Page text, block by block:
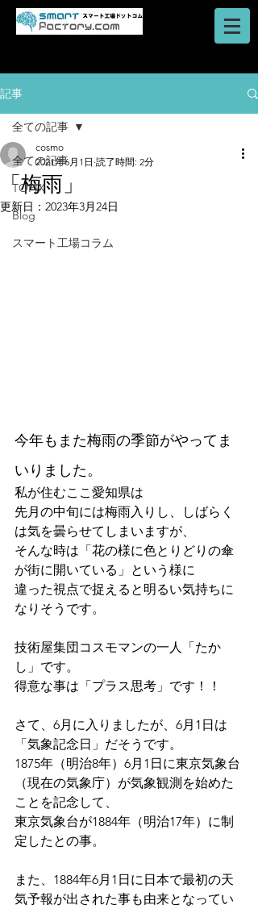
記事
全ての記事
TOPIX
Blog
スマート工場コラム
全ての記事
「梅雨」
cosmo
2021年6月1日 読了時間: 2分
更新日： 2023年3月24日
今年もまた梅雨の季節がやってま
いりました。
私が住むここ愛知県は
先月の中旬には梅雨入りし、しばらく
は気を曇らせてしまいますが、
そんな時は「花の様に色とりどりの傘
が街に開いている」という様に
違った視点で捉えると明るい気持ちに
なりそうです。
技術屋集団コスモマンの一人「たか
し」です。
得意な事は「プラス思考」です！！
さて、6月に入りましたが、6月1日は
「気象記念日」だそうです。
1875年（明治8年）6月1日に東京気象台
（現在の気象庁）が気象観測を始めた
ことを記念して、
東京気象台が1884年（明治17年）に制
定したとの事。
また、1884年6月1日に日本で最初の天
気予報が出された事も由来となってい